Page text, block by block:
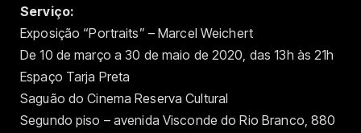
Serviço:
Exposição “Portraits” – Marcel Weichert
De 10 de março a 30 de maio de 2020, das 13h às 21h
Espaço Tarja Preta
Saguão do Cinema Reserva Cultural
Segundo piso – avenida Visconde do Rio Branco, 880